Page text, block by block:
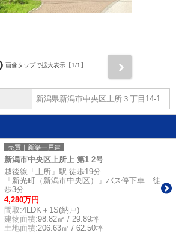
画像タップで拡大表示【1/1】
新潟県新潟市中央区上所３丁目14-1
売買｜新築一戸建
新潟市中央区上所上 第1 2号
越後線「上所」駅 徒歩19分
「新光町（新潟市中央区）」バス停下車 徒
歩3分
4,280万円
間取:4LDK＋1S(納戸)
建物面積:98.82㎡ / 29.89坪
土地面積:206.63㎡ / 62.50坪